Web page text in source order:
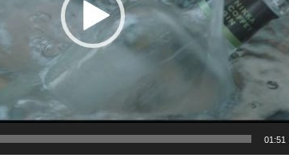
01:51